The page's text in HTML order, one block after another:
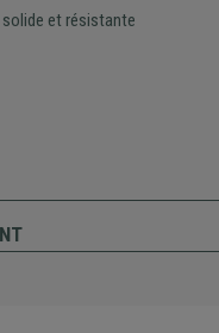
et résistante